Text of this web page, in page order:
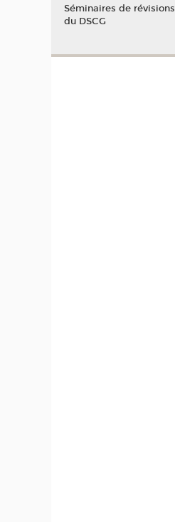
Séminaires de révisions
du DSCG